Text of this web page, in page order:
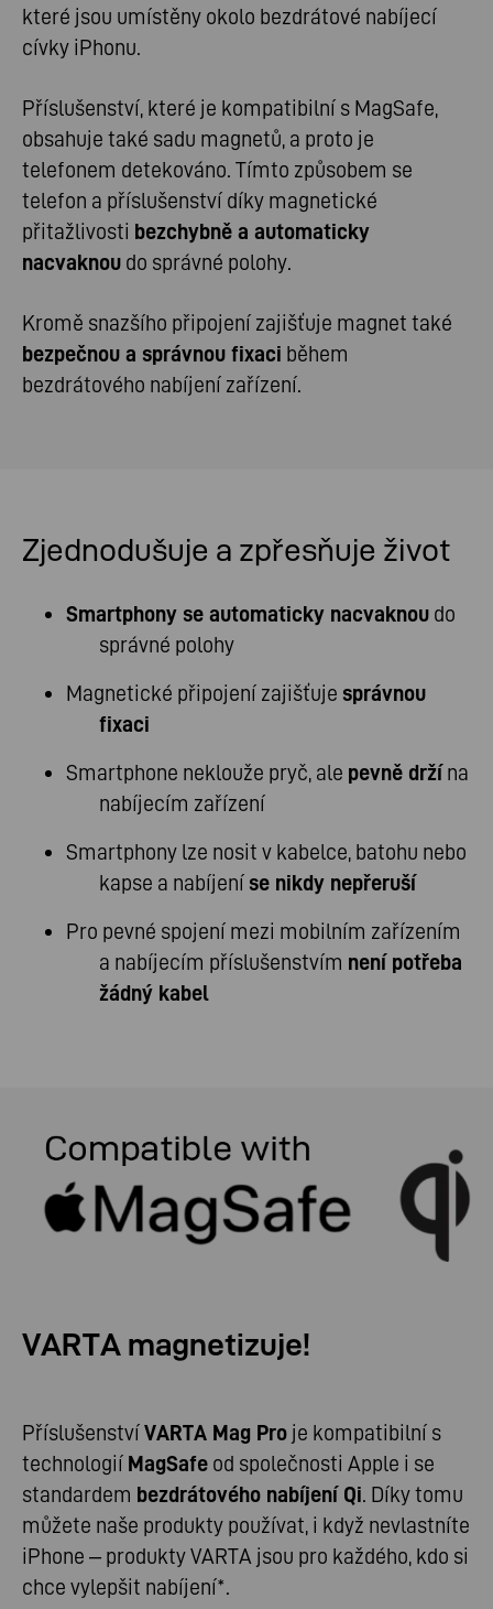
které jsou umístěny okolo bezdrátové nabíjecí
cívky iPhonu.
Příslušenství, které je kompatibilní s MagSafe,
obsahuje také sadu magnetů, a proto je
telefonem detekováno. Tímto způsobem se
telefon a příslušenství díky magnetické
přitažlivosti bezchybně a automaticky
nacvaknou do správné polohy.
Kromě snazšího připojení zajišťuje magnet také
bezpečnou a správnou fixaci během
bezdrátového nabíjení zařízení.
Zjednodušuje a zpřesňuje život
Smartphony se automaticky nacvaknou do
správné polohy
Magnetické připojení zajišťuje správnou
fixaci
Smartphone neklouže pryč, ale pevně držína
nabíjecím zařízení
Smartphony lze nosit v kabelce, batohu nebo
kapse a nabíjení se nikdy nepřeruší
Pro pevné spojení mezi mobilním zařízením
a nabíjecím příslušenstvím není potřeba
žádný kabel
VARTA magnetizuje!
PříslušenstvíVARTA Mag Pro je kompatibilní s
technologií MagSafe od společnosti Apple i se
standardem bezdrátového nabíjení Qi. Díky tomu
můžete naše produkty používat, i když nevlastníte
iPhone – produkty VARTA jsou pro každého, kdo si
chce vylepšit nabíjení*.